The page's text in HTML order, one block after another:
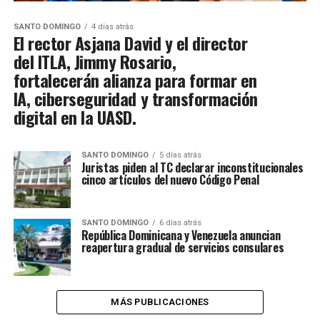
SANTO DOMINGO 4 días atrás
El rector Asjana David y el director
del ITLA, Jimmy Rosario,
fortalecerán alianza para formar en
IA, ciberseguridad y transformación
digital en la UASD.
SANTO DOMINGO 5 días atrás
Juristas piden al TC declarar inconstitucionales
cinco artículos del nuevo Código Penal
SANTO DOMINGO 6 días atrás
República Dominicana y Venezuela anuncian
reapertura gradual de servicios consulares
MÁS PUBLICACIONES